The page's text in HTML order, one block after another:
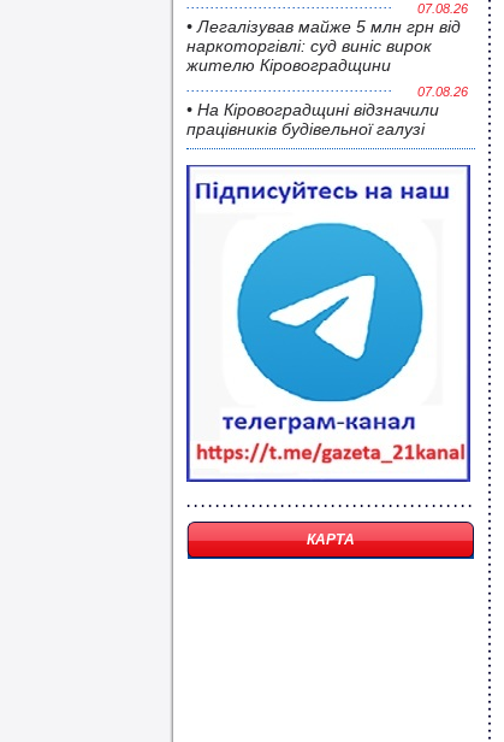
07.08.26
• Легалізував майже 5 млн грн від
наркоторгівлі: суд виніс вирок
жителю Кіровоградщини
07.08.26
• На Кіровоградщині відзначили
працівників будівельної галузі
КАРТА